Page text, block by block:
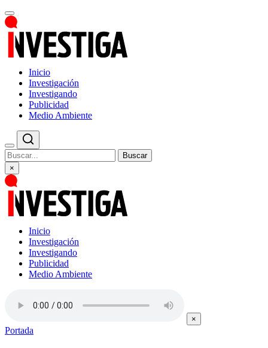
Inicio
Investigación
Investigando
Publicidad
Medio Ambiente
Buscar
×
Inicio
Investigación
Investigando
Publicidad
Medio Ambiente
×
Portada